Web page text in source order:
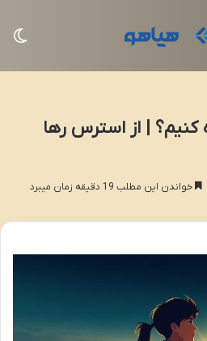
کنیم؟ | از استرس رها
خواندن این مطلب 19 دقیقه زمان میبرد